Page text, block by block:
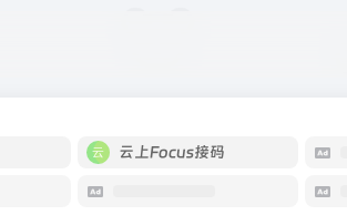
云上Focus接码